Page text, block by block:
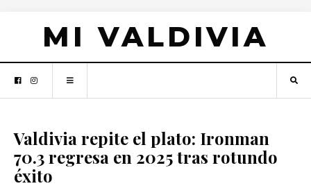
MI VALDIVIA
Valdivia repite el plato: Ironman
70.3 regresa en 2025 tras rotundo
éxito